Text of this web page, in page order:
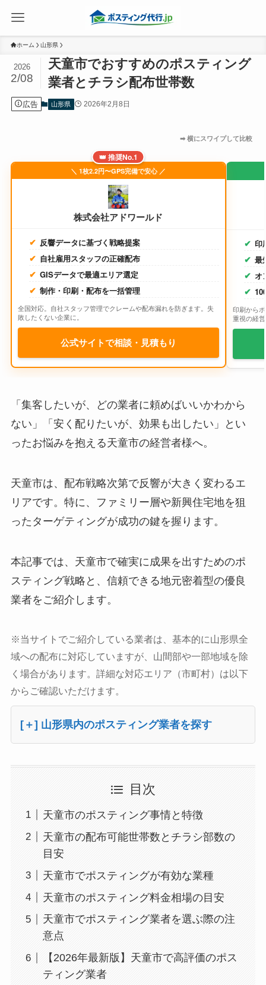
ホーム 山形県
天童市でおすすめのポスティング
業者とチラシ配布世帯数
2026
2/08
広告 山形県 2026年2月8日
👑 推奨No.1
＼ 1枚2.2円〜GPS完備で安心 ／
株式会社アドワールド
反響データに基づく戦略提案
自社雇用スタッフの正確配布
GISデータで最適エリア選定
制作・印刷・配布を一括管理
全国対応。自社スタッフ管理でクレームや配布漏れを防ぎます。失
敗したくない企業に。
公式サイトで相談・見積もり
印
最
オ
印刷から
重視の経
「集客したいが、どの業者に頼めばいいかわから
ない」「安く配りたいが、効果も出したい」とい
ったお悩みを抱える天童市の経営者様へ。
天童市は、配布戦略次第で反響が大きく変わるエ
リアです。特に、ファミリー層や新興住宅地を狙
ったターゲティングが成功の鍵を握ります。
本記事では、天童市で確実に成果を出すためのポ
スティング戦略と、信頼できる地元密着型の優良
業者をご紹介します。
※当サイトでご紹介している業者は、基本的に山形県全
域への配布に対応していますが、山間部や一部地域を除
く場合があります。詳細な対応エリア（市町村）は以下
からご確認いただけます。
[＋] 山形県内のポスティング業者を探す
目次
天童市のポスティング事情と特徴
天童市の配布可能世帯数とチラシ部数の
目安
天童市でポスティングが有効な業種
天童市のポスティング料金相場の目安
天童市でポスティング業者を選ぶ際の注
意点
【2026年最新版】天童市で高評価のポス
ティング業者